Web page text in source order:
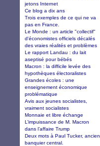
jetons Internet
Ce blog a dix ans
Trois exemples de ce qui ne va
pas en France.
Le Monde : un article "collectif"
d'économistes officiels décalés
des vraies réalités et problèmes
Le rapport Landau : du lait
aseptisé pour bébés
Macron : la difficile levée des
hypothèques électoralistes
Grandes écoles : une
enseignement économique
problématique
Avis aux jeunes socialistes,
vraiment socialistes
Monnaie et libre échange
L’impuissance de M. Macron
dans l’affaire Trump
Deux mots à Paul Tucker, ancien
banquier central.